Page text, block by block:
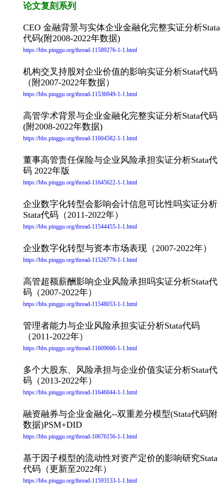
论文复刻系列
CEO 金融背景与实体企业金融化完整实证分析Stata
代码(附2008-2022年数据)
https://bbs.pinggu.org/thread-11589276-1-1.html
机构交叉持股对企业价值的影响实证分析Stata代码
（附2007-2022年数据）
https://bbs.pinggu.org/thread-11536949-1-1.html
高管学术背景与企业金融化完整实证分析Stata代码
(附2008-2022年数据)
https://bbs.pinggu.org/thread-11604582-1-1.html
董事高管责任保险与企业风险承担实证分析Stata代
码 2022年版
https://bbs.pinggu.org/thread-11645622-1-1.html
企业数字化转型会影响会计信息可比性吗实证分析
Stata代码（2011-2022年）
https://bbs.pinggu.org/thread-11544455-1-1.html
企业数字化转型与资本市场表现（2007-2022年）
https://bbs.pinggu.org/thread-11526779-1-1.html
高管超额薪酬影响企业风险承担吗实证分析Stata代
码（2007-2022年）
https://bbs.pinggu.org/thread-11548053-1-1.html
管理者能力与企业风险承担实证分析Stata代码
（2011-2022年）
https://bbs.pinggu.org/thread-11609660-1-1.html
多个大股东、风险承担与企业价值实证分析Stata代
码（2013-2022年）
https://bbs.pinggu.org/thread-11646044-1-1.html
融资融券与企业金融化--双重差分模型(Stata代码附
数据)PSM+DID
https://bbs.pinggu.org/thread-10676156-1-1.html
基于因子模型的流动性对资产定价的影响研究Stata
代码（更新至2022年）
https://bbs.pinggu.org/thread-11593133-1-1.html